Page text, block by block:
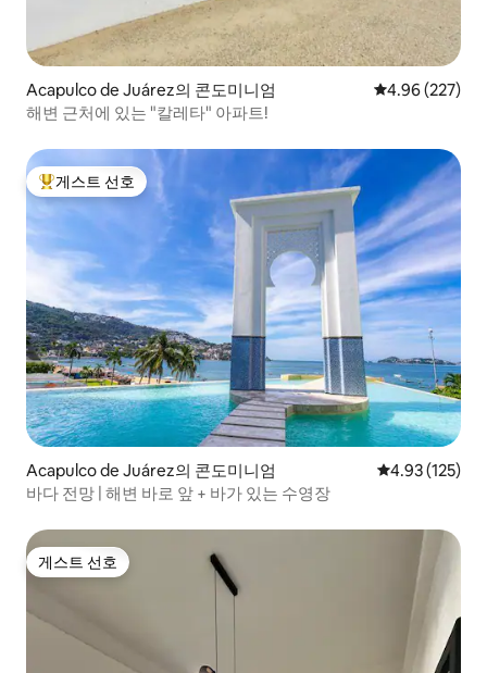
Acapulco de Juárez의 콘도미니엄 평점 4.96점(5
4.96 (227)
해변 근처에 있는 "칼레타" 아파트!
상위 게스트 선호
게스트 선호
Acapulco de Juárez의 콘도미니엄 평점 4.93점(5
4.93 (125)
바다 전망 | 해변 바로 앞 + 바가 있는 수영장
게스트 선호
게스트 선호